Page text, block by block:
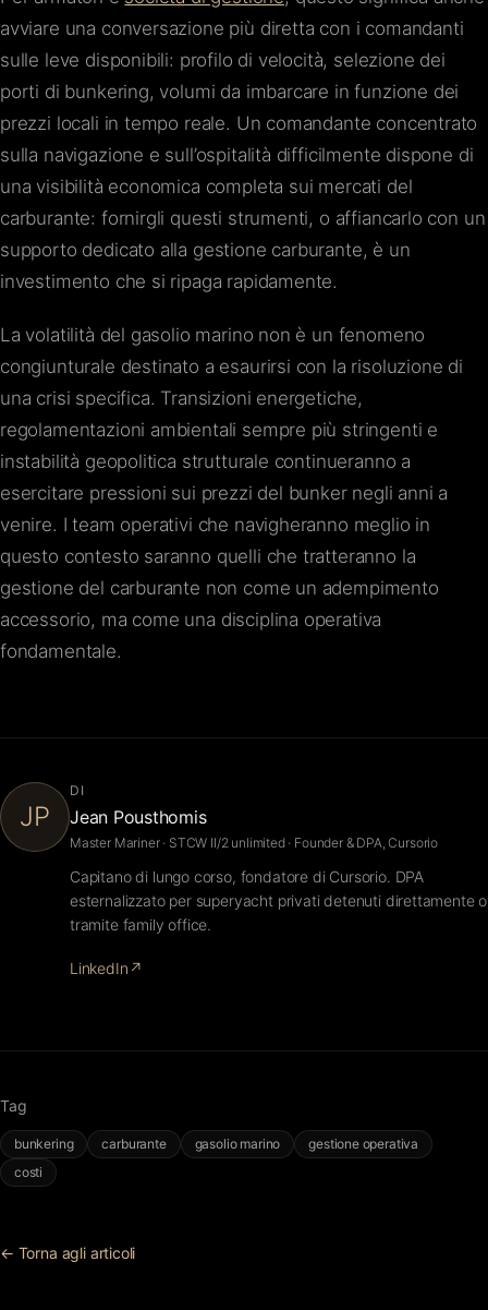
avviare una conversazione più diretta con i comandanti
sulle leve disponibili: profilo di velocità, selezione dei
porti di bunkering, volumi da imbarcare in funzione dei
prezzi locali in tempo reale. Un comandante concentrato
sulla navigazione e sull’ospitalità difficilmente dispone di
una visibilità economica completa sui mercati del
carburante: fornirgli questi strumenti, o affiancarlo con un
supporto dedicato alla gestione carburante, è un
investimento che si ripaga rapidamente.
La volatilità del gasolio marino non è un fenomeno
congiunturale destinato a esaurirsi con la risoluzione di
una crisi specifica. Transizioni energetiche,
regolamentazioni ambientali sempre più stringenti e
instabilità geopolitica strutturale continueranno a
esercitare pressioni sui prezzi del bunker negli anni a
venire. I team operativi che navigheranno meglio in
questo contesto saranno quelli che tratteranno la
gestione del carburante non come un adempimento
accessorio, ma come una disciplina operativa
fondamentale.
JP
DI
Jean Pousthomis
Master Mariner · STCW II/2 unlimited · Founder & DPA, Cursorio
Capitano di lungo corso, fondatore di Cursorio. DPA
esternalizzato per superyacht privati detenuti direttamente o
tramite family office.
LinkedIn ↗
Tag
bunkering carburante gasolio marino
gestione operativa
costi
← Torna agli articoli